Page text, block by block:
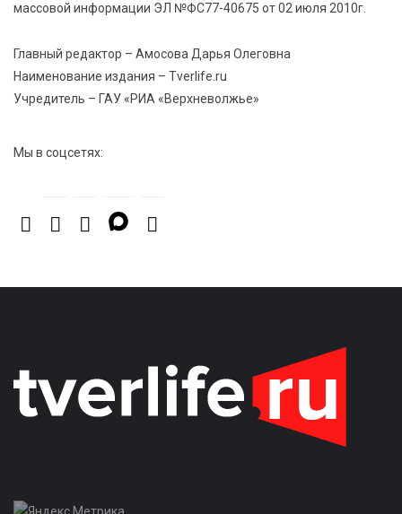
Рекорд года: в июле в России продали 122,1 тыс.
новых легковых авто
массовой информации ЭЛ №ФС77-40675 от 02 июля 2010г.
Главный редактор – Амосова Дарья Олеговна
Наименование издания – Tverlife.ru
Учредитель – ГАУ «РИА «Верхневолжье»
Мы в соцсетях: